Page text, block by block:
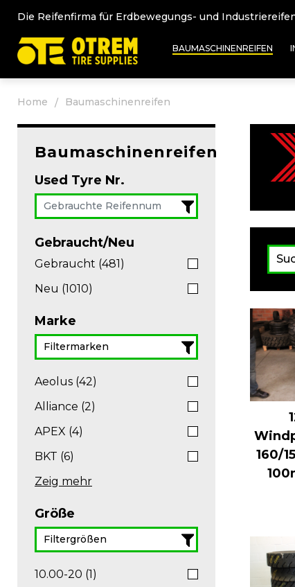
Die Reifenfirma für Erdbewegungs- und
BAUMASCHINENREIFEN
Home Baumaschinenreifen
Baumaschinenreifen
Used Tyre Nr.
Gebraucht/Neu
Gebraucht (481)
Neu (1010)
Marke
Aeolus (42)
Alliance (2)
APEX (4)
BKT (6)
Zeig mehr
Größe
10.00-20 (1)
160/